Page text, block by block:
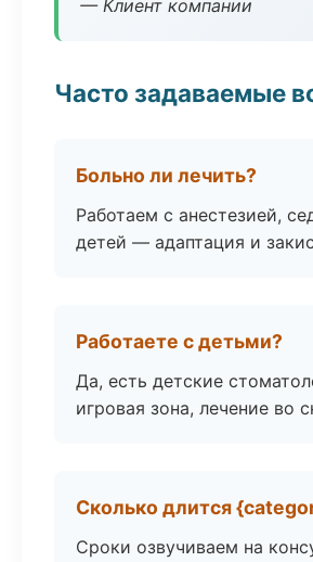
— Клиент компании
Часто задаваемые
Больно ли лечить?
Работаем с анестезией,
детей — адаптация и
Работаете с детьми?
Да, есть детские
игровая зона, лечение во
Сколько длится
Сроки озвучиваем на